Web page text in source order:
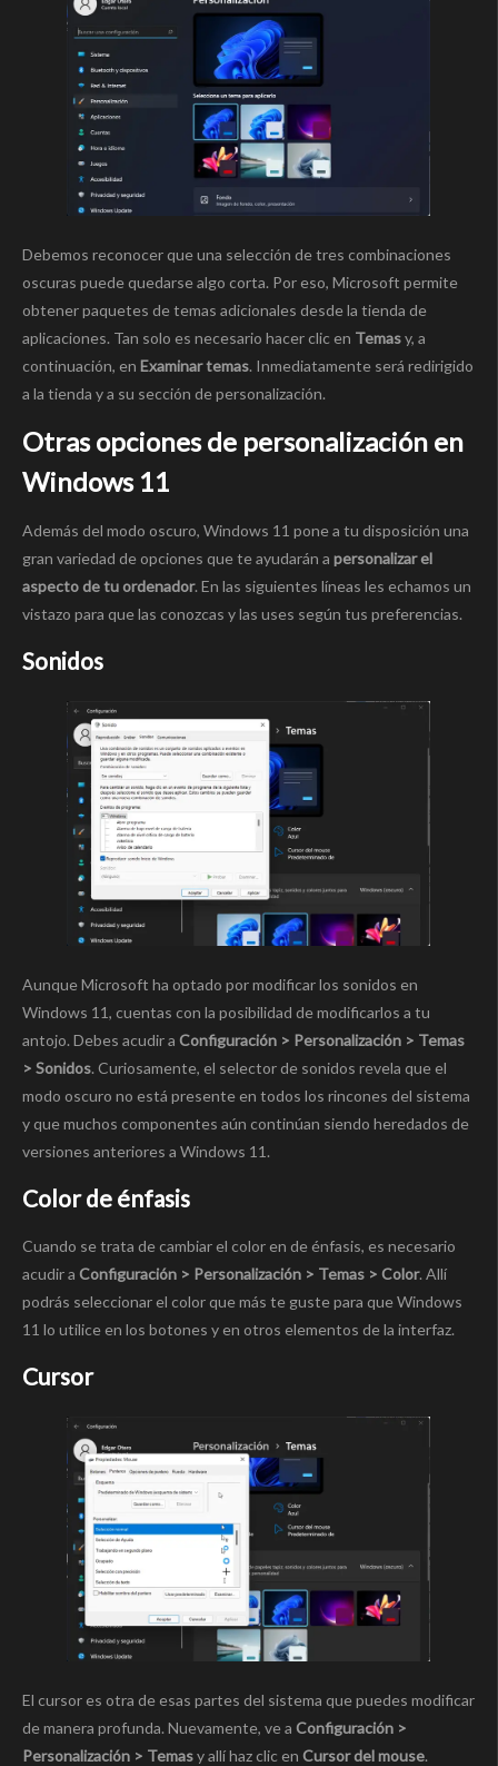
Debemos reconocer que una selección de tres combinaciones
oscuras puede quedarse algo corta. Por eso, Microsoft permite
obtener paquetes de temas adicionales desde la tienda de
aplicaciones. Tan solo es necesario hacer clic en Temasy, a
continuación, en Examinar temas. Inmediatamente será redirigido
a la tienda y a su sección de personalización.
Otras opciones de personalización en
Windows 11
Además del modo oscuro, Windows 11 pone a tu disposición una
gran variedad de opciones que te ayudarán a personalizar el
aspecto de tu ordenador. En las siguientes líneas les echamos un
vistazo para que las conozcas y las uses según tus preferencias.
Sonidos
Aunque Microsoft ha optado por modificar los sonidos en
Windows 11, cuentas con la posibilidad de modificarlos a tu
antojo. Debes acudir a Configuración > Personalización > Temas
> Sonidos. Curiosamente, el selector de sonidos revela que el
modo oscuro no está presente en todos los rincones del sistema
y que muchos componentes aún continúan siendo heredados de
versiones anteriores a Windows 11.
Color de énfasis
Cuando se trata de cambiar el color en de énfasis, es necesario
acudir a Configuración > Personalización > Temas > Color. Allí
podrás seleccionar el color que más te guste para que Windows
11 lo utilice en los botones y en otros elementos de la interfaz.
Cursor
El cursor es otra de esas partes del sistema que puedes modificar
de manera profunda. Nuevamente, ve a Configuración >
Personalización > Temasy allí haz clic en Cursor del mouse.